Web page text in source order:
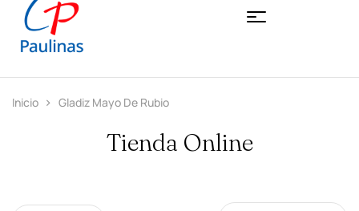
Inicio Gladiz Mayo De Rubio
Tienda Online